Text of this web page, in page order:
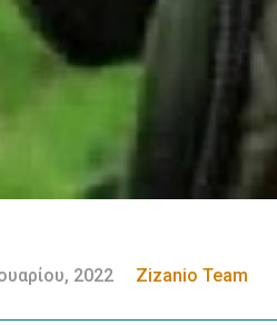
2022 Zizanio Team